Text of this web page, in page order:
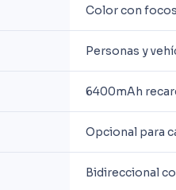
Color con
Personas y
6400mAh
Opcional para
Bidireccional